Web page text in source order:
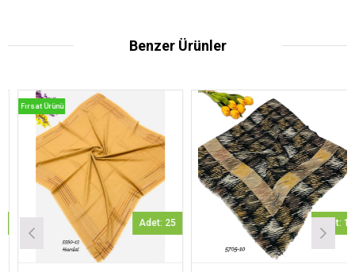
Benzer Ürünler
Adet: 25
Fırsat Ürünü
Adet: 1